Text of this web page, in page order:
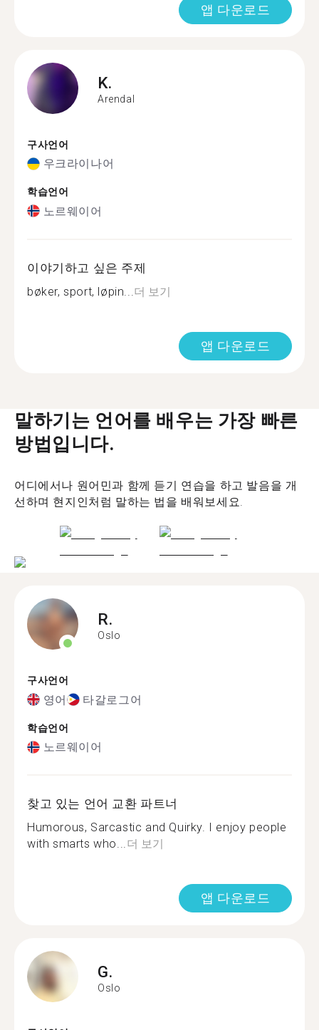
앱 다운로드
K.
Arendal
구사언어
우크라이나어
학습언어
노르웨이어
이야기하고 싶은 주제
bøker, sport, løpin... 더 보기
앱 다운로드
말하기는 언어를 배우는 가장 빠른
방법입니다.
어디에서나 원어민과 함께 듣기 연습을 하고 발음을 개
선하며 현지인처럼 말하는 법을 배워보세요.
R.
Oslo
구사언어
영어 타갈로그어
학습언어
노르웨이어
찾고 있는 언어 교환 파트너
Humorous, Sarcastic and Quirky. I enjoy people
with smarts who...더 보기
앱 다운로드
G.
Oslo